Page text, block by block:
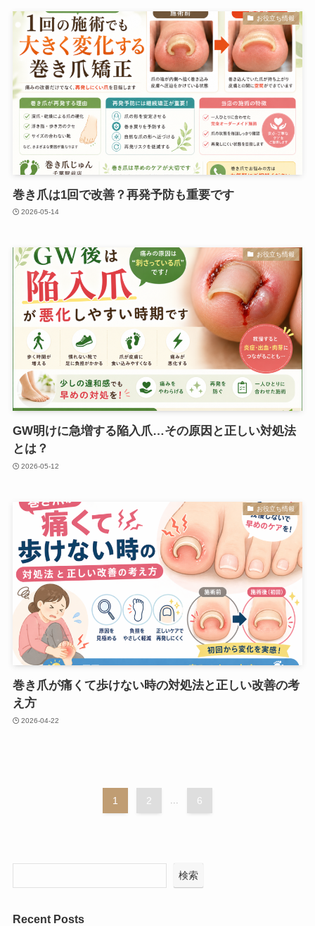
お役立ち情報
巻き爪は1回で改善？再発予防も重要です
2026-05-14
お役立ち情報
GW明けに急増する陥入爪…その原因と正しい対処法
とは？
2026-05-12
お役立ち情報
巻き爪が痛くて歩けない時の対処法と正しい改善の考
え方
2026-04-22
1 2 ... 6
検索
Recent Posts